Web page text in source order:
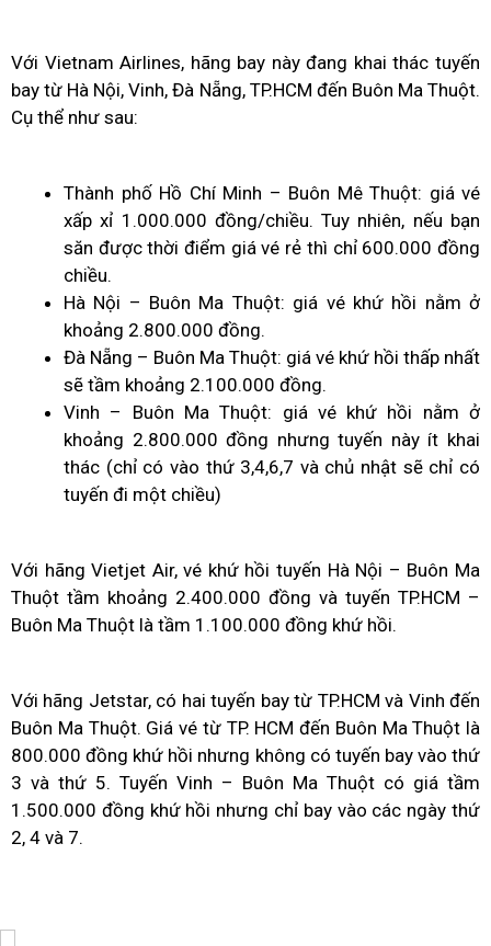
Với Vietnam Airlines, hãng bay này đang khai thác tuyến
bay từ Hà Nội, Vinh, Đà Nẵng, TP.HCM đến Buôn Ma Thuột.
Cụ thể như sau:
Thành phố Hồ Chí Minh – Buôn Mê Thuột: giá vé
xấp xỉ 1.000.000 đồng/chiều. Tuy nhiên, nếu bạn
săn được thời điểm giá vé rẻ thì chỉ 600.000 đồng
chiều.
Hà Nội – Buôn Ma Thuột: giá vé khứ hồi nằm ở
khoảng 2.800.000 đồng.
Đà Nẵng – Buôn Ma Thuột: giá vé khứ hồi thấp nhất
sẽ tầm khoảng 2.100.000 đồng.
Vinh – Buôn Ma Thuột: giá vé khứ hồi nằm ở
khoảng 2.800.000 đồng nhưng tuyến này ít khai
thác (chỉ có vào thứ 3,4,6,7 và chủ nhật sẽ chỉ có
tuyến đi một chiều)
Với hãng Vietjet Air, vé khứ hồi tuyến Hà Nội – Buôn Ma
Thuột tầm khoảng 2.400.000 đồng và tuyến TP.HCM –
Buôn Ma Thuột là tầm 1.100.000 đồng khứ hồi.
Với hãng Jetstar, có hai tuyến bay từ TP.HCM và Vinh đến
Buôn Ma Thuột. Giá vé từ TP. HCM đến Buôn Ma Thuột là
800.000 đồng khứ hồi nhưng không có tuyến bay vào thứ
3 và thứ 5. Tuyến Vinh – Buôn Ma Thuột có giá tầm
1.500.000 đồng khứ hồi nhưng chỉ bay vào các ngày thứ
2, 4 và 7.